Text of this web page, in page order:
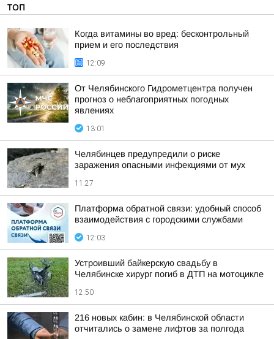
ТОП
Когда витамины во вред: бесконтрольный
прием и его последствия
12:09
От Челябинского Гидрометцентра получен
прогноз о неблагоприятных погодных
явлениях
13:01
Челябинцев предупредили о риске
заражения опасными инфекциями от мух
11:27
Платформа обратной связи: удобный способ
взаимодействия с городскими службами
12:03
Устроивший байкерскую свадьбу в
Челябинске хирург погиб в ДТП на мотоцикле
12:50
216 новых кабин: в Челябинской области
отчитались о замене лифтов за полгода